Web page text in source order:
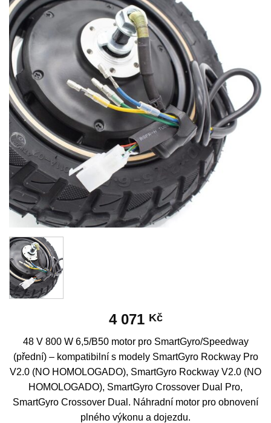
4 071 Kč
48 V 800 W 6,5/B50 motor pro SmartGyro/Speedway
(přední) – kompatibilní s modely SmartGyro Rockway Pro
V2.0 (NO HOMOLOGADO), SmartGyro Rockway V2.0 (NO
HOMOLOGADO), SmartGyro Crossover Dual Pro,
SmartGyro Crossover Dual. Náhradní motor pro obnovení
plného výkonu a dojezdu.